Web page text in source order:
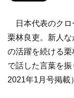
日本代表のクロ
栗林良吏。新人
の活躍を続ける
で話した言葉を振
2021年1月号掲載）